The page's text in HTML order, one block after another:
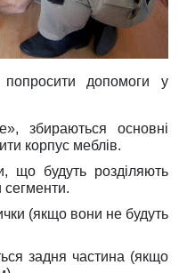
допомоги у
збираються основні
корпус меблів.
що будуть розділяють
сегменти.
(якщо вони не будуть
задня частина (якщо